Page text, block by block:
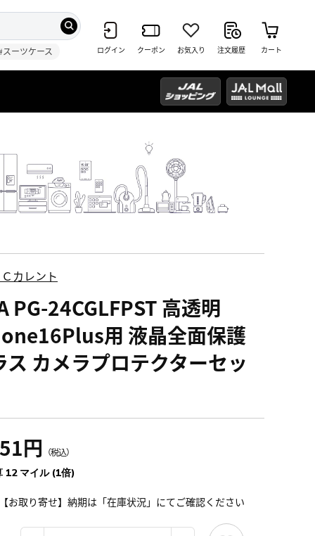
スーツケース ログイン クーポン お気入り 注文履歴 カート
カレント
PG-24CGLFPST 高透明
用 液晶全面保護
ス カメラプロテクターセッ
円 （税込）
12 マイル (1倍)
お取り寄せ】納期は「在庫状況」にてご確認ください